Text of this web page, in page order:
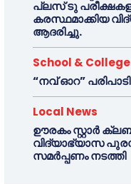
പ്ലസ് ടു
കരസ്ഥമാക്കിയ
ആദരിച്ചു.
School & College
“നവ് ഓറ”
Local News
ഊരകം സ്റ്റാർ
വിദ്യാഭ്യാസ
സമർപ്പണം നടത്തി